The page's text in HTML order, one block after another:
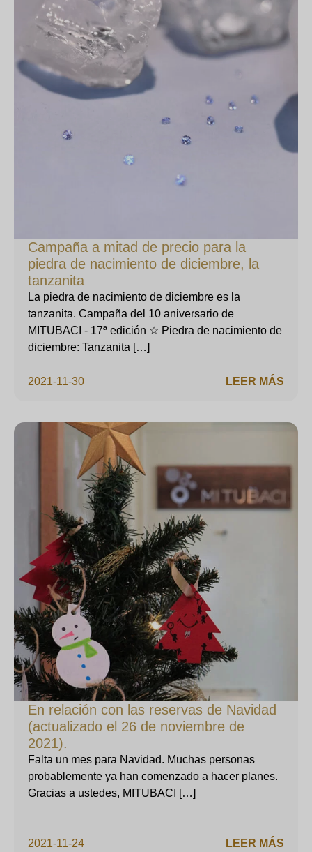
Campaña a mitad de precio para la
piedra de nacimiento de diciembre, la
tanzanita
2021-11-30
La piedra de nacimiento de diciembre es la
tanzanita. Campaña del 10 aniversario de
MITUBACI - 17ª edición ☆ Piedra de nacimiento de
diciembre: Tanzanita […]
LEER MÁS
En relación con las reservas de Navidad
(actualizado el 26 de noviembre de
2021).
2021-11-24
Falta un mes para Navidad. Muchas personas
probablemente ya han comenzado a hacer planes.
Gracias a ustedes, MITUBACI […]
LEER MÁS